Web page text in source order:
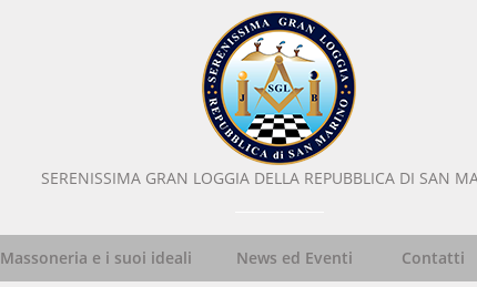
SERENISSIMA GRAN LOGGIA DELLA REPUBBLICA DI SAN
Massoneria e i suoi ideali News ed Eventi Contatti